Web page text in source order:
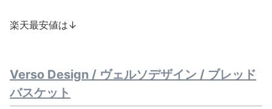
楽天最安値は↓
Verso Design / ヴェルソデザイン / ブレッド
バスケット